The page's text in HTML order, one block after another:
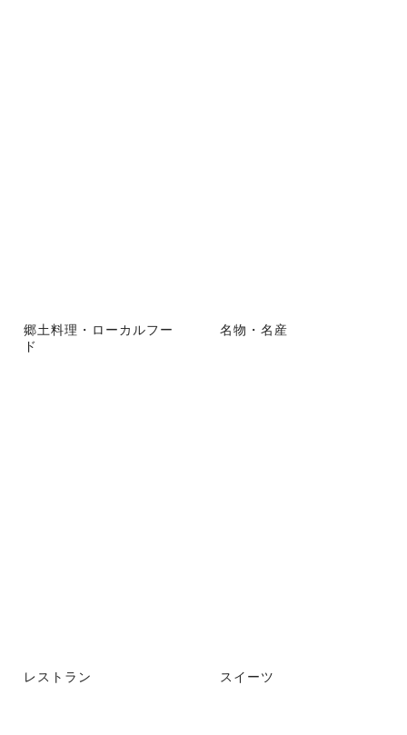
郷土料理・ローカルフー
ド
名物・名産
レストラン スイーツ